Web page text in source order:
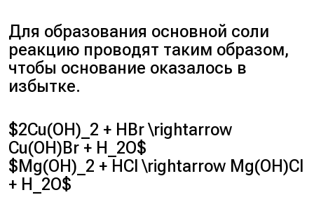
Для образования основной соли
реакцию проводят таким образом,
чтобы основание оказалось в
избытке.
$2Cu(OH)_2 + HBr \rightarrow
Cu(OH)Br + H_2O$
$Mg(OH)_2 + HCl \rightarrow Mg(OH)Cl
+ H_2O$